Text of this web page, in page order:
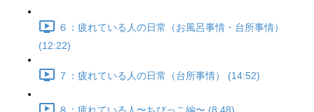
６：疲れている人の日常（お風呂事情・台所事情）
(12:22)
７：疲れている人の日常（台所事情） (14:52)